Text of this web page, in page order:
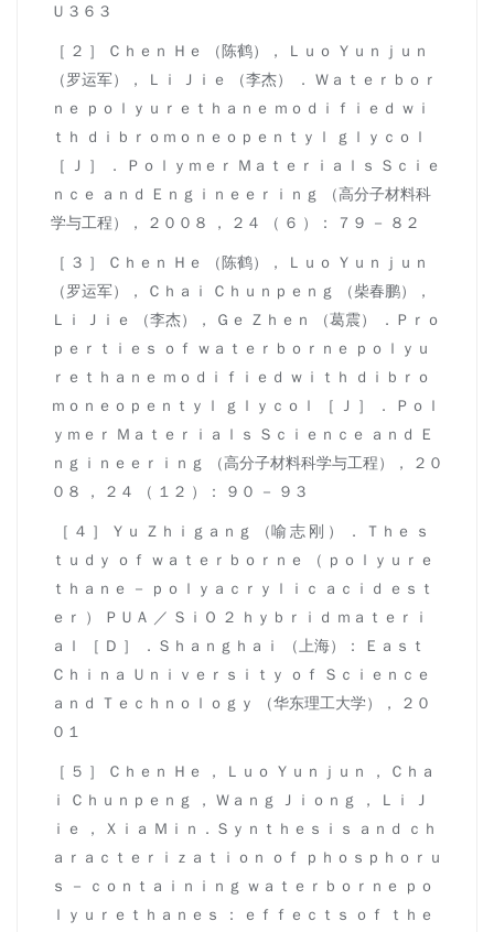
Ｕ３６３
［ ２ ］ Ｃｈｅｎ Ｈｅ （陈鹤）， Ｌｕｏ Ｙｕｎｊｕｎ
（罗运军）， Ｌｉ Ｊｉｅ （李杰） ． Ｗａｔｅｒｂｏｒ
ｎｅ ｐｏｌｙｕｒｅｔｈａｎｅ ｍｏｄｉｆｉｅｄ ｗｉ
ｔｈ ｄｉｂｒｏｍｏｎｅｏｐｅｎｔｙｌ ｇｌｙｃｏｌ
［ Ｊ ］ ． Ｐｏｌｙｍｅｒ Ｍａｔｅｒｉａｌｓ Ｓｃｉｅ
ｎｃｅ ａｎｄ Ｅｎｇｉｎｅｅｒｉｎｇ （高分子材料科
学与工程）， ２００８ ， ２４ （ ６ ）： ７９ － ８２
［ ３ ］ Ｃｈｅｎ Ｈｅ （陈鹤）， Ｌｕｏ Ｙｕｎｊｕｎ
（罗运军）， Ｃｈａｉ Ｃｈｕｎｐｅｎｇ （柴春鹏），
Ｌｉ Ｊｉｅ （李杰）， Ｇｅ Ｚｈｅｎ （葛震） ．Ｐｒｏ
ｐｅｒｔｉｅｓ ｏｆ ｗａｔｅｒｂｏｒｎｅ ｐｏｌｙｕ
ｒｅｔｈａｎｅ ｍｏｄｉｆｉｅｄ ｗｉｔｈ ｄｉｂｒｏ
ｍｏｎｅｏｐｅｎｔｙｌ ｇｌｙｃｏｌ ［ Ｊ ］ ． Ｐｏｌ
ｙｍｅｒ Ｍａｔｅｒｉａｌｓ Ｓｃｉｅｎｃｅ ａｎｄ Ｅ
ｎｇｉｎｅｅｒｉｎｇ （高分子材料科学与工程）， ２０
０８ ， ２４ （ １２ ）： ９０ － ９３
［ ４ ］ Ｙｕ Ｚｈｉｇａｎｇ （喻 志 刚 ） ． Ｔｈｅ ｓ
ｔｕｄｙ ｏｆ ｗａｔｅｒｂｏｒｎｅ （ ｐｏｌｙｕｒｅ
ｔｈａｎｅ － ｐｏｌｙａｃｒｙｌｉｃ ａｃｉｄ ｅｓｔ
ｅｒ ） ＰＵＡ ／ ＳｉＯ ２ ｈｙｂｒｉｄ ｍａｔｅｒｉ
ａｌ ［ Ｄ ］ ．Ｓｈａｎｇｈａｉ （上海）： Ｅａｓｔ
Ｃｈｉｎａ Ｕｎｉｖｅｒｓｉｔｙ ｏｆ Ｓｃｉｅｎｃｅ
ａｎｄ Ｔｅｃｈｎｏｌｏｇｙ （华东理工大学）， ２０
０１
［ ５ ］ Ｃｈｅｎ Ｈｅ ， Ｌｕｏ Ｙｕｎｊｕｎ ， Ｃｈａ
ｉ Ｃｈｕｎｐｅｎｇ ， Ｗａｎｇ Ｊｉｏｎｇ ， Ｌｉ Ｊ
ｉｅ ， Ｘｉａ Ｍｉｎ．Ｓｙｎｔｈｅｓｉｓ ａｎｄ ｃｈ
ａｒａｃｔｅｒｉｚａｔｉｏｎ ｏｆ ｐｈｏｓｐｈｏｒｕ
ｓ － ｃｏｎｔａｉｎｉｎｇ ｗａｔｅｒｂｏｒｎｅ ｐｏ
ｌｙｕｒｅｔｈａｎｅｓ ： ｅｆｆｅｃｔｓ ｏｆ ｔｈｅ